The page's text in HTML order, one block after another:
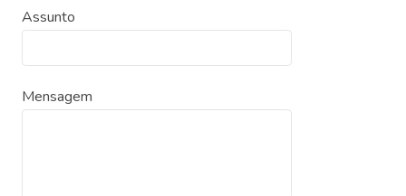
Assunto
Mensagem